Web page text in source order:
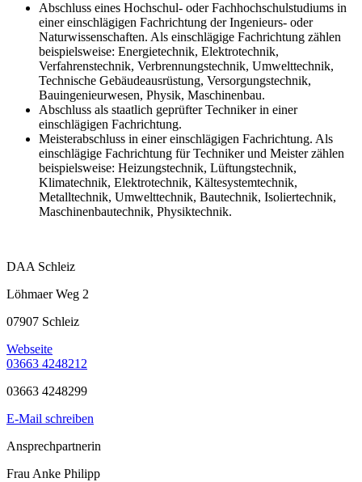
Abschluss eines Hochschul- oder Fachhochschulstudiums in
einer einschlägigen Fachrichtung der Ingenieurs- oder
Naturwissenschaften. Als einschlägige Fachrichtung zählen
beispielsweise: Energietechnik, Elektrotechnik,
Verfahrenstechnik, Verbrennungstechnik, Umwelttechnik,
Technische Gebäudeausrüstung, Versorgungstechnik,
Bauingenieurwesen, Physik, Maschinenbau.
Abschluss als staatlich geprüfter Techniker in einer
einschlägigen Fachrichtung.
Meisterabschluss in einer einschlägigen Fachrichtung. Als
einschlägige Fachrichtung für Techniker und Meister zählen
beispielsweise: Heizungstechnik, Lüftungstechnik,
Klimatechnik, Elektrotechnik, Kältesystemtechnik,
Metalltechnik, Umwelttechnik, Bautechnik, Isoliertechnik,
Maschinenbautechnik, Physiktechnik.
DAA Schleiz
Löhmaer Weg 2
07907 Schleiz
Webseite
03663 4248212
03663 4248299
E-Mail schreiben
Ansprechpartnerin
Frau Anke Philipp